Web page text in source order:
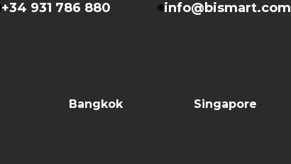
+34 931 786 880 info@bismart.com
Bangkok Singapore